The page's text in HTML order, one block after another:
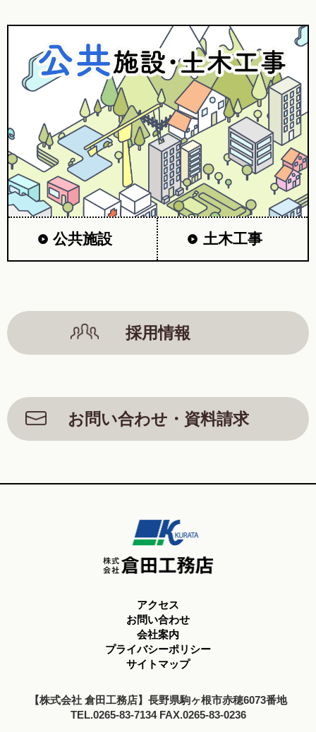
公共施設 土木工事
採用情報
お問い合わせ・資料請求
アクセス
お問い合わせ
会社案内
プライバシーポリシー
サイトマップ
【株式会社 倉田工務店】長野県駒ヶ根市赤穂6073番地
TEL.0265-83-7134 FAX.0265-83-0236